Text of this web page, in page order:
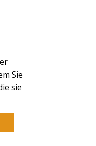
Sie
sie